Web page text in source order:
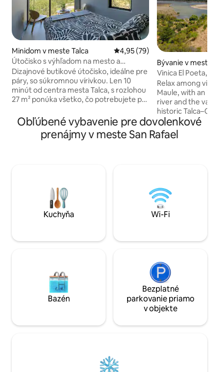
Minidom v meste Talca Priemerné ohodnotenie 4,95
4,95 (79)
Útočisko s výhľadom na mesto a
súkromnou vírivkou.
Dizajnové butikové útočisko, ideálne pre
páry, so súkromnou vírivkou. Len 10
minút od centra mesta Talca, s rozlohou
27 m² ponúka všetko, čo potrebujete pre
vírivku umiestnenú na veľkej súkromnej
terase s rozlohou 15 m² s krásnym
výhľadom na mesto a pohorie Andy, ako
Bývanie v meste
Vinica El Poeta,
Relax among
Maule, with an
river and the
historic
train. Stay in a cozy cabin within a family
vineyard, perfect
tourism, nature,
feel the peace of
heritage.
Obľúbené vybavenie pre dovolenkové
prenájmy v meste San Rafael
Kuchyňa Wi-Fi
Bazén
Bezplatné
parkovanie priamo
v objekte